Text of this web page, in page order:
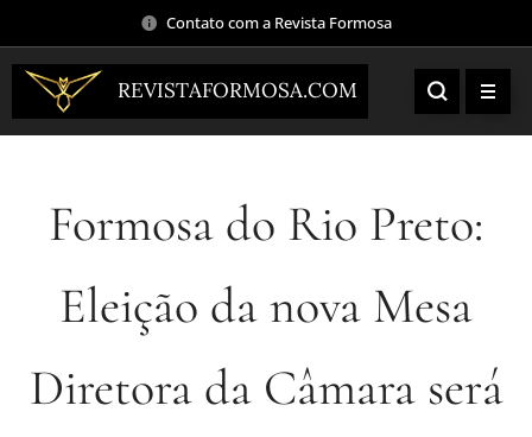
Contato com a Revista Formosa
REVISTAFORMOSA.COM
Formosa do Rio Preto:
Eleição da nova Mesa
Diretora da Câmara será